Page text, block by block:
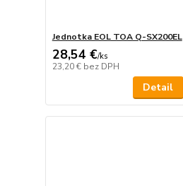
Jednotka EOL TOA Q-SX200EL
28,54 €/ks
23,20 € bez DPH
Detail